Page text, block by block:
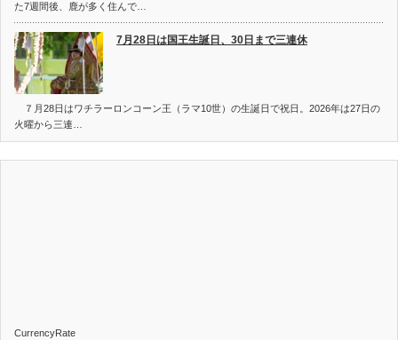
た7週間後、鹿が多く住んで…
7月28日は国王生誕日、30日まで三連休
７月28日はワチラーロンコーン王（ラマ10世）の生誕日で祝日。2026年は27日の
火曜から三連…
CurrencyRate